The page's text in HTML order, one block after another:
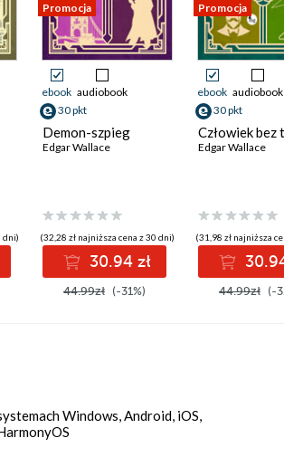
dni)
Promocja
ebook audiobook
30 pkt
Demon-szpieg
Edgar Wallace
(32,28 zł najniższa cena z 30 dni)
30.94 zł
44.99zł (-31%)
Promocja
ebook audiobook
30 pkt
Człowiek bez
Edgar Wallace
(31,98 zł najniższa
44.99zł (-
Windows, Android, iOS,